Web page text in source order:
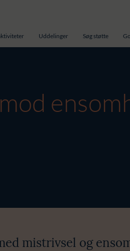
Uddelinger Søg støtte
mistrivsel og